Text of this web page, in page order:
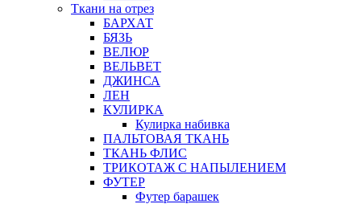
Ткани на отрез
БАРХАТ
БЯЗЬ
ВЕЛЮР
ВЕЛЬВЕТ
ДЖИНСА
ЛЕН
КУЛИРКА
Кулирка набивка
ПАЛЬТОВАЯ ТКАНЬ
ТКАНЬ ФЛИС
ТРИКОТАЖ С НАПЫЛЕНИЕМ
ФУТЕР
Футер барашек